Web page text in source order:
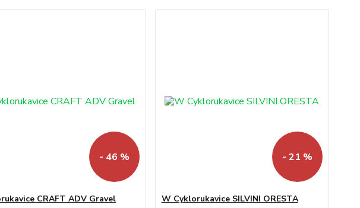
- 46 %
CRAFT ADV Gravel
- 21 %
W Cyklorukavice SILVINI ORESTA